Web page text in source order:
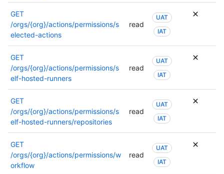
GET
/orgs/{org}/actions/permissions/s
elected-actions
read
UAT
IAT
GET
/orgs/{org}/actions/permissions/s
elf-hosted-runners
read
UAT
IAT
GET
/orgs/{org}/actions/permissions/s
elf-hosted-runners/repositories
read
UAT
IAT
GET
/orgs/{org}/actions/permissions/w
orkflow
read
UAT
IAT